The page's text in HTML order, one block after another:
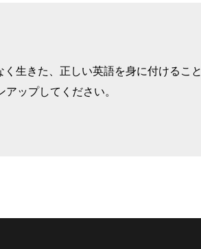
生きた、正しい英語を身に付けること
ップしてください。